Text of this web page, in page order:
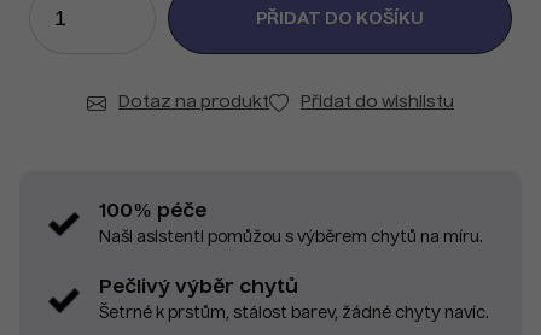
Dotaz na produkt Přidat do wishlistu
100% péče
Naši asistenti pomůžou s výběrem chytů na míru.
Pečlivý výběr chytů
Šetrné k prstům, stálost barev, žádné chyty navíc.